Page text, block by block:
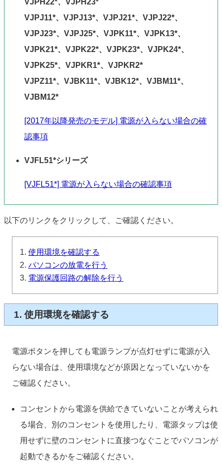
VJPH22*、VJPH23*
VJPJ11*、VJPJ13*、VJPJ21*、VJPJ22*、
VJPJ23*、VJPJ25*、VJPK11*、VJPK13*、
VJPK21*、VJPK22*、VJPK23*、VJPK24*、
VJPK25*、VJPKR1*、VJPKR2*
VJPZ11*、VJBK11*、VJBK12*、VJBM11*、
VJBM12*
[2017年以降発売のモデル] 電源が入らない場合の確
認事項
VJFL51*シリーズ
[VJFL51*] 電源が入らない場合の確認事項
以下のリンクをクリックして、ご確認ください。
使用環境を確認する
パソコンの放電を行う
電源保護回路の解除を行う
1. 使用環境を確認する
電源ボタンを押しても電源ランプが点灯せずに電源が入
らない場合は、使用環境などが原因となっていないかを
ご確認ください。
コンセントから電源を供給できていないことが考えられ
る場合、別のコンセントを使用したり、電源タップは使
用せずに壁のコンセントに直接つなぐことでパソコンが
起動できるかをご確認ください。